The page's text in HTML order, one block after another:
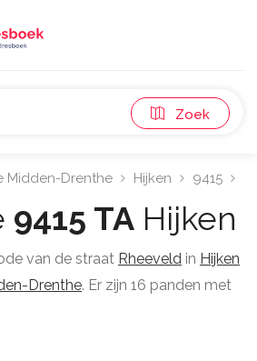
Zoek
Midden-Drenthe Hijken 9415
9415 TA Hijken
van de straat Rheeveld in Hijken
Drenthe. Er zijn 16 panden met